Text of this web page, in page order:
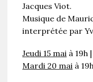
Jacques Viot.
Musique de
interprétée par
Jeudi 15 mai à 19h |
Mardi 20 mai à 19h